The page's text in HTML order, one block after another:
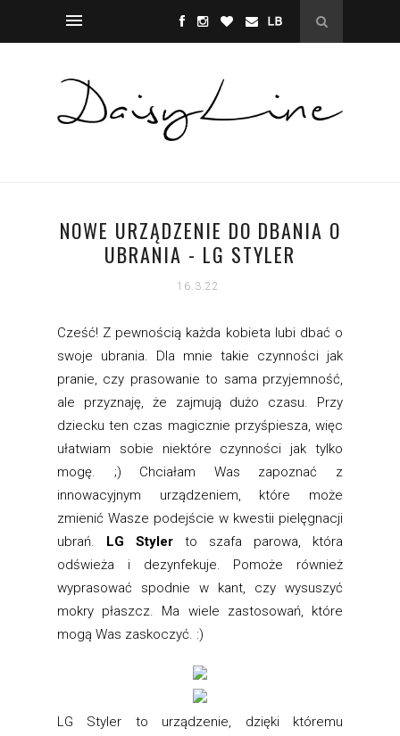
NOWE URZĄDZENIE DO DBANIA O
UBRANIA - LG STYLER
16.3.22
Cześć! Z pewnością każda kobieta lubi dbać o
swoje ubrania. Dla mnie takie czynności jak
pranie, czy prasowanie to sama przyjemność,
ale przyznaję, że zajmują dużo czasu. Przy
dziecku ten czas magicznie przyśpiesza, więc
ułatwiam sobie niektóre czynności jak tylko
mogę. ;) Chciałam Was zapoznać z
innowacyjnym urządzeniem, które może
zmienić Wasze podejście w kwestii pielęgnacji
ubrań. LG Styler to szafa parowa, która
odświeża i dezynfekuje. Pomoże również
wyprasować spodnie w kant, czy wysuszyć
mokry płaszcz. Ma wiele zastosowań, które
mogą Was zaskoczyć. :)
LG Styler to urządzenie, dzięki któremu